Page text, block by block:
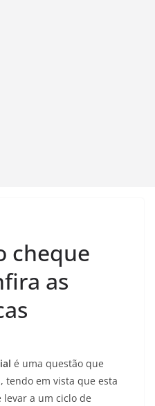
cheque
as
é uma questão que
tendo em vista que esta
a um ciclo de